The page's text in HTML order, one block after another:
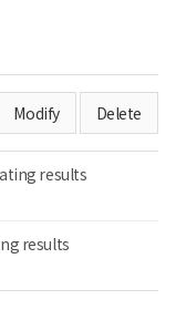
Modify Delete
results
results